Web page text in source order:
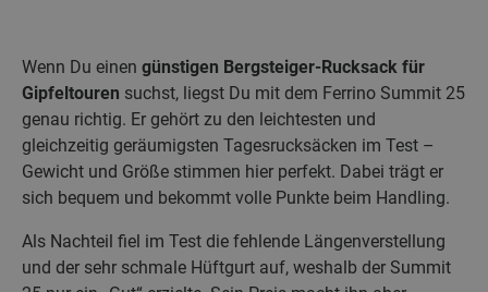
Wenn Du einen günstigen Bergsteiger-Rucksack für
Gipfeltouren suchst, liegst Du mit dem Ferrino Summit 25
genau richtig. Er gehört zu den leichtesten und
gleichzeitig geräumigsten Tagesrucksäcken im Test –
Gewicht und Größe stimmen hier perfekt. Dabei trägt er
sich bequem und bekommt volle Punkte beim Handling.
Als Nachteil fiel im Test die fehlende Längenverstellung
und der sehr schmale Hüftgurt auf, weshalb der Summit